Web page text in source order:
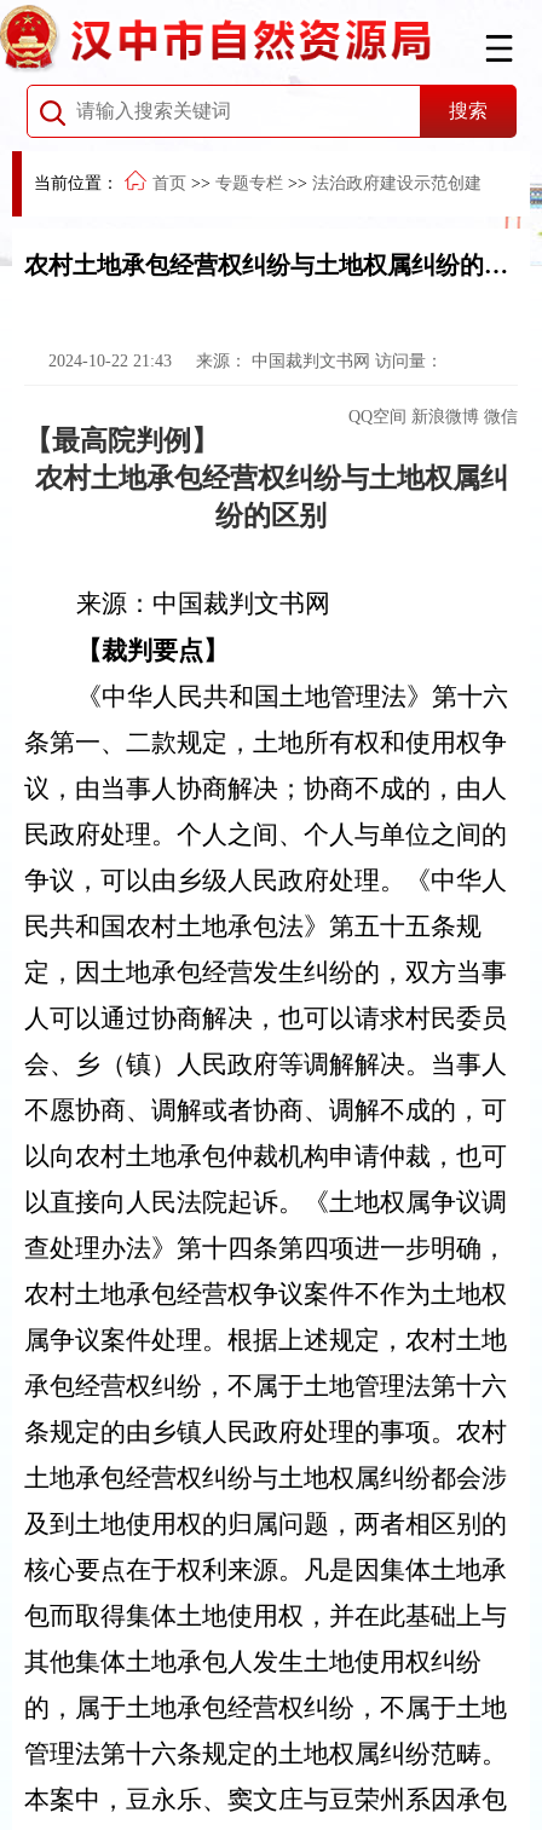
当前位置： 首页 >> 专题专栏 >> 法治政府建设示范创建
农村土地承包经营权纠纷与土地权属纠纷的区别
2024-10-22 21:43 来源： 中国裁判文书网 访问量：
QQ空间 新浪微博 微信
【最高院判例】
农村土地承包经营权纠纷与土地权属纠
纷的区别
来源：中国裁判文书网
【裁判要点】
《中华人民共和国土地管理法》第十六
条第一、二款规定，土地所有权和使用权争
议，由当事人协商解决；协商不成的，由人
民政府处理。个人之间、个人与单位之间的
争议，可以由乡级人民政府处理。《中华人
民共和国农村土地承包法》第五十五条规
定，因土地承包经营发生纠纷的，双方当事
人可以通过协商解决，也可以请求村民委员
会、乡（镇）人民政府等调解解决。当事人
不愿协商、调解或者协商、调解不成的，可
以向农村土地承包仲裁机构申请仲裁，也可
以直接向人民法院起诉。《土地权属争议调
查处理办法》第十四条第四项进一步明确，
农村土地承包经营权争议案件不作为土地权
属争议案件处理。根据上述规定，农村土地
承包经营权纠纷，不属于土地管理法第十六
条规定的由乡镇人民政府处理的事项。农村
土地承包经营权纠纷与土地权属纠纷都会涉
及到土地使用权的归属问题，两者相区别的
核心要点在于权利来源。凡是因集体土地承
包而取得集体土地使用权，并在此基础上与
其他集体土地承包人发生土地使用权纠纷
的，属于土地承包经营权纠纷，不属于土地
管理法第十六条规定的土地权属纠纷范畴。
本案中，豆永乐、窦文庄与豆荣州系因承包